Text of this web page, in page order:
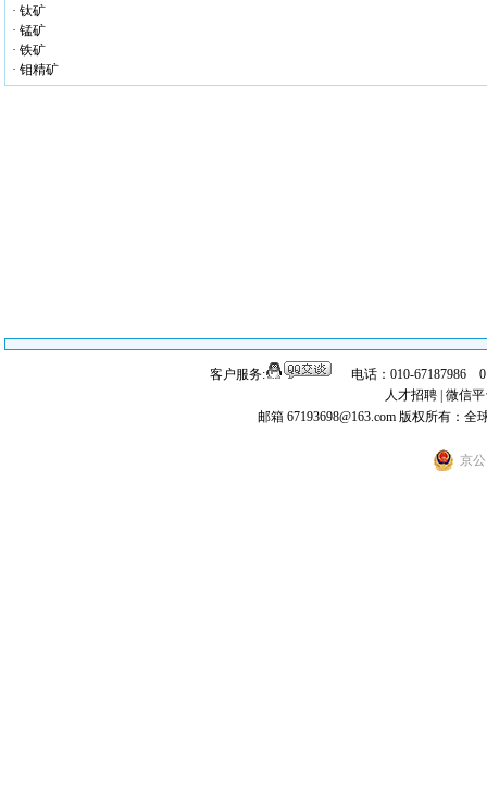
· 钛矿
· 锰矿
· 铁矿
· 钼精矿
客户服务:
电话：010-67187986
人才招聘 微信
邮箱 67193698@163.com 版权所有：全
京公